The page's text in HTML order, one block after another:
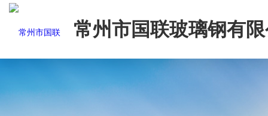
常州市国联玻璃钢有